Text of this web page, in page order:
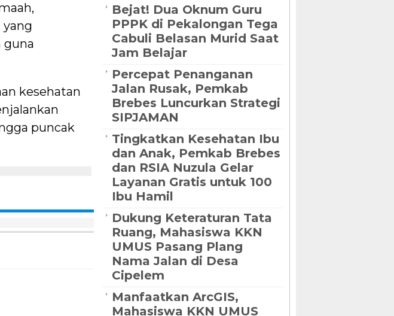
guna
kesehatan
puncak
Bejat! Dua Oknum Guru
PPPK di Pekalongan Tega
Cabuli Belasan Murid Saat
Jam Belajar
Percepat Penanganan
Jalan Rusak, Pemkab
Brebes Luncurkan Strategi
SIPJAMAN
Tingkatkan Kesehatan Ibu
dan Anak, Pemkab Brebes
dan RSIA Nuzula Gelar
Layanan Gratis untuk 100
Ibu Hamil
Dukung Keteraturan Tata
Ruang, Mahasiswa KKN
UMUS Pasang Plang
Nama Jalan di Desa
Cipelem
Manfaatkan ArcGIS,
Mahasiswa KKN UMUS